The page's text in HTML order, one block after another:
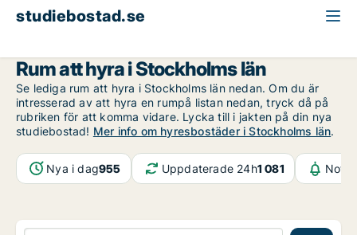
studiebostad.se
Rum att hyra i Stockholms län
Se lediga rum att hyra i Stockholms län nedan. Om du är
intresserad av att hyra en rumpå listan nedan, tryck då på
rubriken för att komma vidare. Lycka till i jakten på din nya
studiebostad! Mer info om hyresbostäder i Stockholms län.
Nya i dag955 Uppdaterade 24h1 081